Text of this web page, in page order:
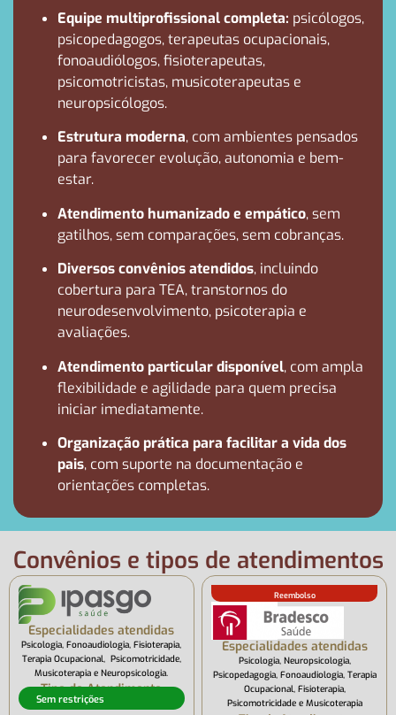
Equipe multiprofissional completa: psicólogos,
psicopedagogos, terapeutas ocupacionais,
fonoaudiólogos, fisioterapeutas,
psicomotricistas, musicoterapeutas e
neuropsicólogos.
Estrutura moderna, com ambientes pensados
para favorecer evolução, autonomia e bem-
estar.
Atendimento humanizado e empático, sem
gatilhos, sem comparações, sem cobranças.
Diversos convênios atendidos, incluindo
cobertura para TEA, transtornos do
neurodesenvolvimento, psicoterapia e
avaliações.
Atendimento particular disponível, com ampla
flexibilidade e agilidade para quem precisa
iniciar imediatamente.
Organização prática para facilitar a vida dos
pais, com suporte na documentação e
orientações completas.
Convênios e tipos de atendimentos
Especialidades atendidas
Psicologia, Fonoaudiologia, Fisioterapia,
Terapia Ocupacional, Psicomotricidade,
Musicoterapia e Neuropsicologia.
Tipo de Atendimento
Sem restrições
Reembolso
Especialidades atendidas
Psicologia, Neuropsicologia,
Psicopedagogia, Fonoaudiologia, Terapia
Ocupacional, Fisioterapia,
Psicomotricidade e Musicoterapia